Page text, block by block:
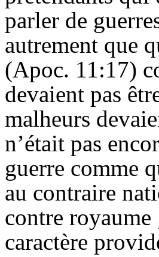
parler de
autrement que
(Apoc. 11:17)
devaient pas
malheurs
n’était pas
guerre comme
au contraire
contre royaume
caractère